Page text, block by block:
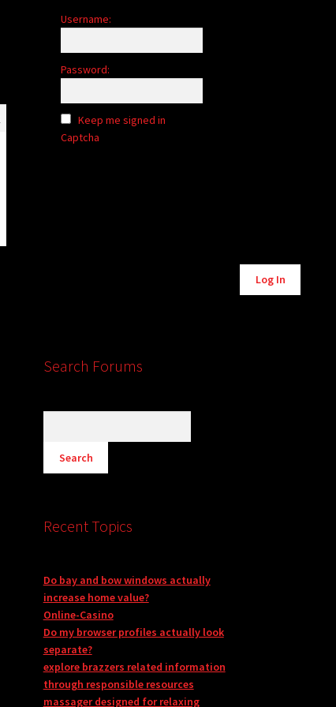
Username:
Password:
Keep me signed in
Captcha
Log In
Search Forums
Recent Topics
Do bay and bow windows actually
increase home value?
Online-Casino
Do my browser profiles actually look
separate?
explore brazzers related information
through responsible resources
massager designed for relaxing